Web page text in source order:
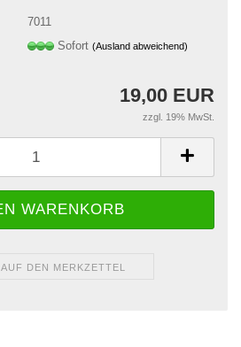
7011
Sofort (Ausland abweichend)
19,00 EUR
zzgl. 19% MwSt.
AUF DEN MERKZETTEL